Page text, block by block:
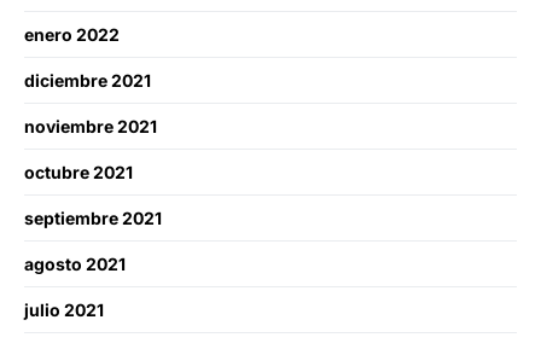
enero 2022
diciembre 2021
noviembre 2021
octubre 2021
septiembre 2021
agosto 2021
julio 2021